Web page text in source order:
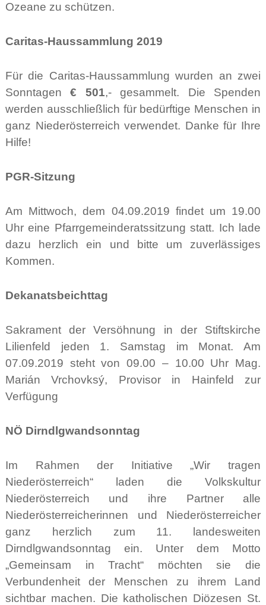
Ozeane zu schützen.
Caritas-Haussammlung 2019
Für die Caritas-Haussammlung wurden an zwei
Sonntagen€ 501,- gesammelt. Die Spenden
werden ausschließlich für bedürftige Menschen in
ganz Niederösterreich verwendet. Danke für Ihre
Hilfe!
PGR-Sitzung
Am Mittwoch, dem 04.09.2019 findet um 19.00
Uhr eine Pfarrgemeinderatssitzung statt. Ich lade
dazu herzlich ein und bitte um zuverlässiges
Kommen.
Dekanatsbeichttag
Sakrament der Versöhnung in der Stiftskirche
Lilienfeld jeden 1. Samstag im Monat. Am
07.09.2019 steht von 09.00 – 10.00 Uhr Mag.
Marián Vrchovksý, Provisor in Hainfeld zur
Verfügung
NÖ Dirndlgwandsonntag
Im Rahmen der Initiative „Wir tragen
Niederösterreich“ laden die Volkskultur
Niederösterreich und ihre Partner alle
Niederösterreicherinnen und Niederösterreicher
ganz herzlich zum 11. landesweiten
Dirndlgwandsonntag ein. Unter dem Motto
„Gemeinsam in Tracht“ möchten sie die
Verbundenheit der Menschen zu ihrem Land
sichtbar machen. Die katholischen Diözesen St.